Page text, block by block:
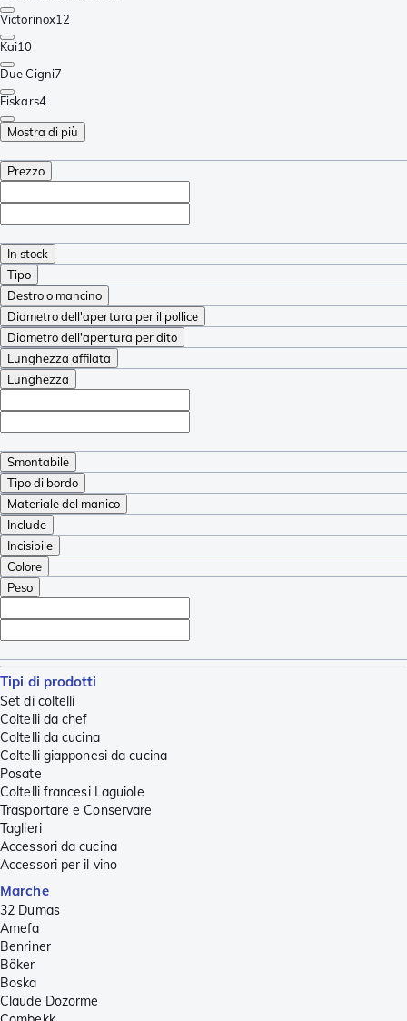
Victorinox12
Kai10
Due Cigni7
Fiskars4
Mostra di più
Prezzo
In stock
Tipo
Destro o mancino
Diametro dell'apertura per il pollice
Diametro dell'apertura per dito
Lunghezza affilata
Lunghezza
Smontabile
Tipo di bordo
Materiale del manico
Include
Incisibile
Colore
Peso
Tipi di prodotti
Set di coltelli
Coltelli da chef
Coltelli da cucina
Coltelli giapponesi da cucina
Posate
Coltelli francesi Laguiole
Trasportare e Conservare
Taglieri
Accessori da cucina
Accessori per il vino
Marche
32 Dumas
Amefa
Benriner
Böker
Boska
Claude Dozorme